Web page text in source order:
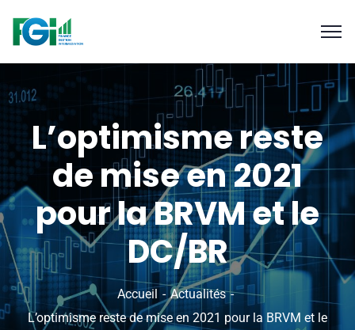
L’optimisme reste
de mise en 2021
pour la BRVM et le
DC/BR
Accueil
Actualités
L’optimisme reste de mise en 2021 pour la BRVM et le